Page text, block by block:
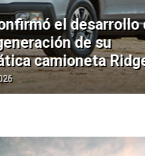
el desarrollo de la
de su
Ridgeline